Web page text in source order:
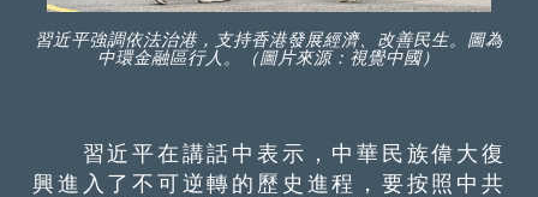
習近平強調依法治港，支持香港發展經濟、改善民生。圖為
中環金融區行人。（圖片來源：視覺中國）
習近平在講話中表示，中華民族偉大復
興進入了不可逆轉的歷史進程，要按照中共